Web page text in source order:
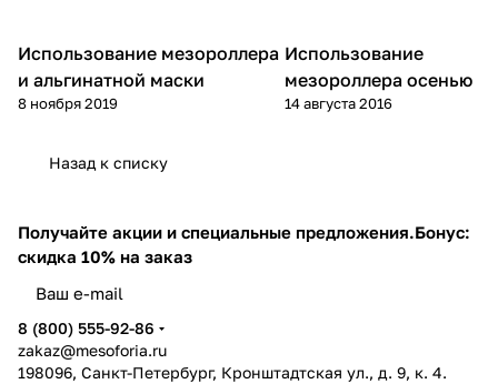
Уход за лицом
Использование мезороллера
и альгинатной маски
8 ноября 2019
Микроигольчатая
терапия (мезороллер)
Использование
мезороллера осенью
14 августа 2016
Назад к списку
Получайте акции и специальные предложения.Бонус:
скидка 10% на заказ
8 (800) 555-92-86
zakaz@mesoforia.ru
198096, Санкт-Петербург, Кронштадтская ул., д. 9, к. 4.